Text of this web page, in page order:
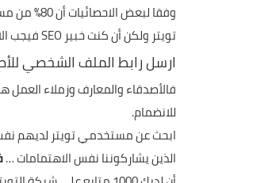
وفقا
تويتر ولكن أن كنت خبير SEO فيجب الا تفوتك مثل تلك الخطوة … لذا لا تنسى اضافة عنوان الموقع الالكتروني في الملف الشخصي.
ارسل رابط الملف الشخصي
فالأصدقاء والمعارف وزملاء العمل
للانضمام.
ابحث عن مستخدمي تويتر لديهم
الذين يشاركوننا نفس الاهتمامات …